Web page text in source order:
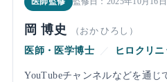
岡 博史
（おか ひろし）
医師・医学博士
／ ヒロクリ
YouTubeチャンネルなどを通じ